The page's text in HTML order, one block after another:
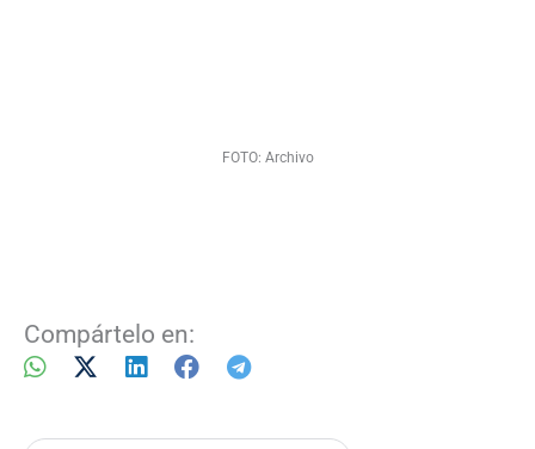
FOTO: Archivo
Compártelo en: